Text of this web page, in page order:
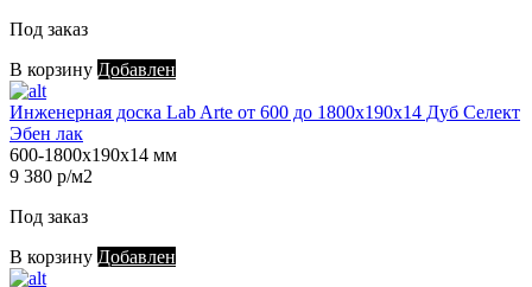
Под заказ
В корзину Добавлен
Инженерная доска Lab Arte от 600 до 1800х190х14 Дуб Селект
Эбен лак
600-1800х190х14 мм
9 380 р/м2
Под заказ
В корзину Добавлен